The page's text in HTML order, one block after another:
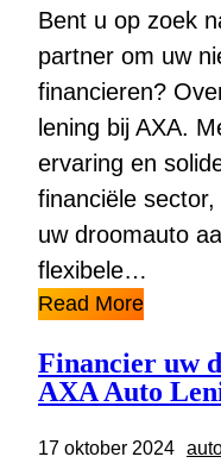
Bent u op zoek
partner om uw
financieren?
lening bij AXA.
ervaring en
financiële
uw droomauto
flexibele…
Read More
Financier uw
AXA Auto
17 oktober 2024